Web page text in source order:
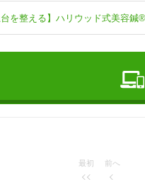
み。
なく、身体の土台から整えていき
台を整える】ハリウッド式美容
最初 前へ